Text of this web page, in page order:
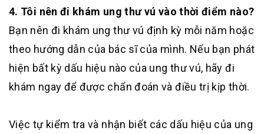
4. Tôi nên đi khám ung thư vú vào thời điểm nào?
Bạn nên đi khám ung thư vú định kỳ mỗi năm hoặc
theo hướng dẫn của bác sĩ của mình. Nếu bạn phát
hiện bất kỳ dấu hiệu nào của ung thư vú, hãy đi
khám ngay để được chẩn đoán và điều trị kịp thời.
Việc tự kiểm tra và nhận biết các dấu hiệu của ung